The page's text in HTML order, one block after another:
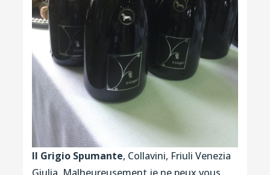
Il Grigio Spumante, Collavini, Friuli Venezia